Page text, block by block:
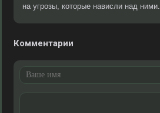
на угрозы, которые нависли над ними.
Комментарии